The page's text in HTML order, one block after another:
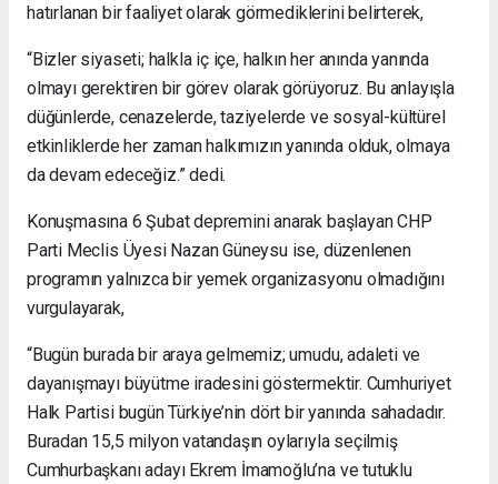
hatırlanan bir faaliyet olarak görmediklerini belirterek,
“Bizler siyaseti; halkla iç içe, halkın her anında yanında
olmayı gerektiren bir görev olarak görüyoruz. Bu anlayışla
düğünlerde, cenazelerde, taziyelerde ve sosyal-kültürel
etkinliklerde her zaman halkımızın yanında olduk, olmaya
da devam edeceğiz.” dedi.
Konuşmasına 6 Şubat depremini anarak başlayan CHP
Parti Meclis Üyesi Nazan Güneysu ise, düzenlenen
programın yalnızca bir yemek organizasyonu olmadığını
vurgulayarak,
“Bugün burada bir araya gelmemiz; umudu, adaleti ve
dayanışmayı büyütme iradesini göstermektir. Cumhuriyet
Halk Partisi bugün Türkiye’nin dört bir yanında sahadadır.
Buradan 15,5 milyon vatandaşın oylarıyla seçilmiş
Cumhurbaşkanı adayı Ekrem İmamoğlu’na ve tutuklu